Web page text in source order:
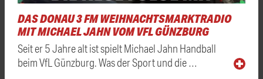
DAS DONAU 3 FM WEIHNACHTSMARKTRADIO
MIT MICHAEL JAHN VOM VFL GÜNZBURG
Seit er 5 Jahre alt ist spielt Michael Jahn Handball
beim VfL Günzburg. Was der Sport und die …